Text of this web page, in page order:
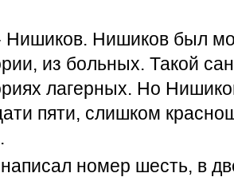
Нишиков. Нишиков был
из больных. Такой
лагерных. Но
пяти, слишком
номер шесть, в